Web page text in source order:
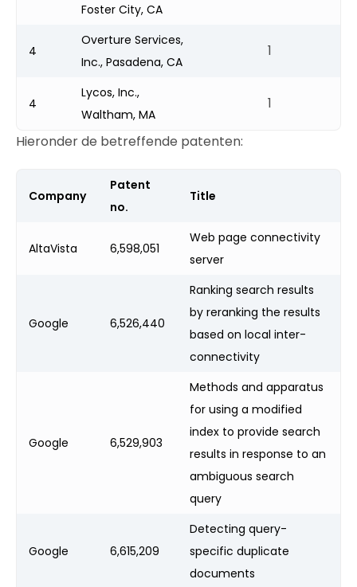
Foster City, CA
4
Overture Services,
Inc., Pasadena, CA
1
4
Lycos, Inc.,
Waltham, MA
1
Hieronder de betreffende patenten:
Company
Patent
no.
Title
AltaVista 6,598,051
Web page connectivity
server
Google 6,526,440
Ranking search results
by reranking the results
based on local inter-
connectivity
Google 6,529,903
Methods and apparatus
for using a modified
index to provide search
results in response to an
ambiguous search
query
Google 6,615,209
Detecting query-
specific duplicate
documents